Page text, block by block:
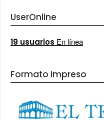
UserOnline
19 usuarios En línea
Formato Impreso